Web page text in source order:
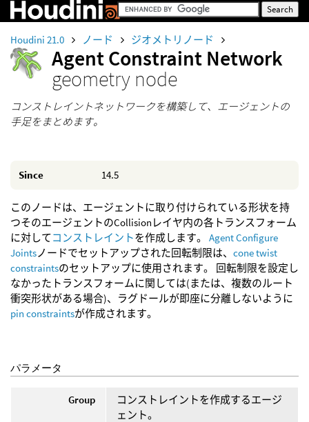
Houdini 21.0 ノード ジオメトリノード
Agent Constraint Network
geometry node
コンストレイントネットワークを構築して、エージェントの
手足をまとめます。
Since 14.5
このノードは、エージェントに取り付けられている形状を持
つそのエージェントのCollisionレイヤ内の各トランスフォーム
に対してコンストレイントを作成します。 Agent Configure
Jointsノードでセットアップされた回転制限は、 cone twist
constraintsのセットアップに使用されます。 回転制限を設定し
なかったトランスフォームに関しては(または、複数のルート
衝突形状がある場合)、ラグドールが即座に分離しないように
pin constraintsが作成されます。
パラメータ
Group
コンストレイントを作成するエージ
ェント。